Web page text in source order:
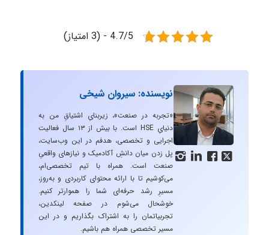
4.7/5 - (3 امتیاز)
   
نویسنده: سیروان شیخی
«تجربه در صنعت»، زیربنایِ اشتیاقِ من به
دنیایِ HSE است. با بیش از ۱۳ سال فعالیت
اجرایی و تخصصی، هدفم در این وب‌سایت،
پل زدن میان دانشِ آکادمیک و نیازهای واقعیِ
صنعت است. همراه با تیم تخصصی‌ام،
می‌کوشیم تا با ارائه محتوای کاربردی و به‌روز،
مسیرِ رشد حرفه‌ای شما را هموارتر کنیم.
خوشحال می‌شوم در صفحه لینکدین،
تجربیاتمان را به اشتراک بگذاریم و در این
مسیر تخصصی همراه هم باشیم.